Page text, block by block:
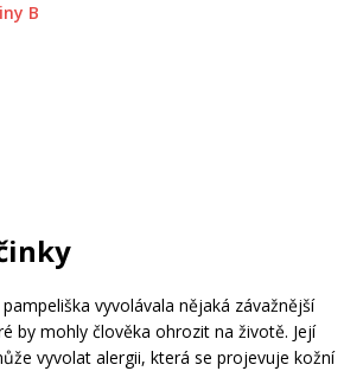
B
vyvolávala nějaká závažnější
by mohly člověka ohrozit na životě. Její
vyvolat alergii, která se projevuje kožní